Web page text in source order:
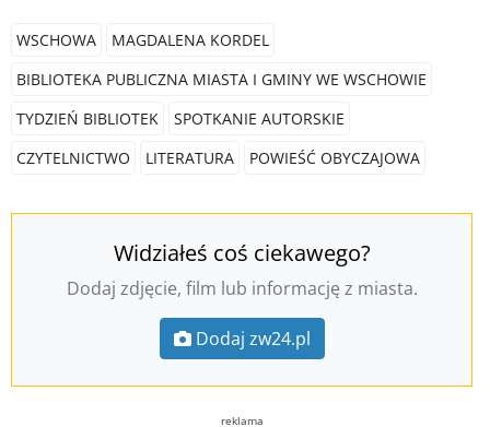
WSCHOWA
MAGDALENA KORDEL
BIBLIOTEKA PUBLICZNA MIASTA I GMINY WE WSCHOWIE
TYDZIEŃ BIBLIOTEK
SPOTKANIE AUTORSKIE
CZYTELNICTWO
LITERATURA POWIEŚĆ OBYCZAJOWA
Widziałeś coś ciekawego?
Dodaj zdjęcie, film lub informację z miasta.
Dodaj zw24.pl
reklama